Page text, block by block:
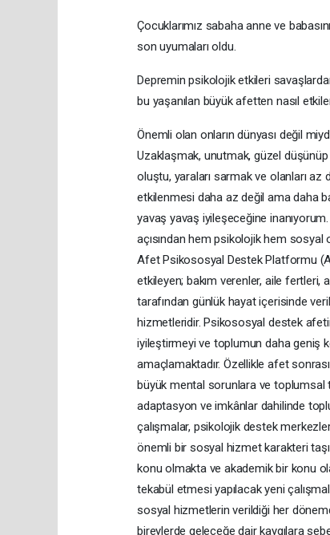
Çocuklarımız sabaha anne ve
son uyumaları oldu.
Depremin psikolojik etkileri
bu yaşanılan büyük afetten nasıl
Önemli olan onların dünyası değil
Uzaklaşmak, unutmak, güzel
oluştu, yaraları sarmak ve olanları
etkilenmesi daha az değil ama daha
yavaş yavaş iyileşeceğine
açısından hem psikolojik hem sosyal
Afet Psikososyal Destek Platformu
etkileyen; bakım verenler, aile fertleri,
tarafından günlük hayat içerisinde
hizmetleridir. Psikososyal destek
iyileştirmeyi ve toplumun daha geniş
amaçlamaktadır. Özellikle afet
büyük mental sorunlara ve toplumsal
adaptasyon ve imkânlar dahilinde
çalışmalar, psikolojik destek
önemli bir sosyal hizmet karakteri
konu olmakta ve akademik bir konu
tekabül etmesi yapılacak yeni
sosyal hizmetlerin verildiği her
bireylerde geleceğe dair kaygılara